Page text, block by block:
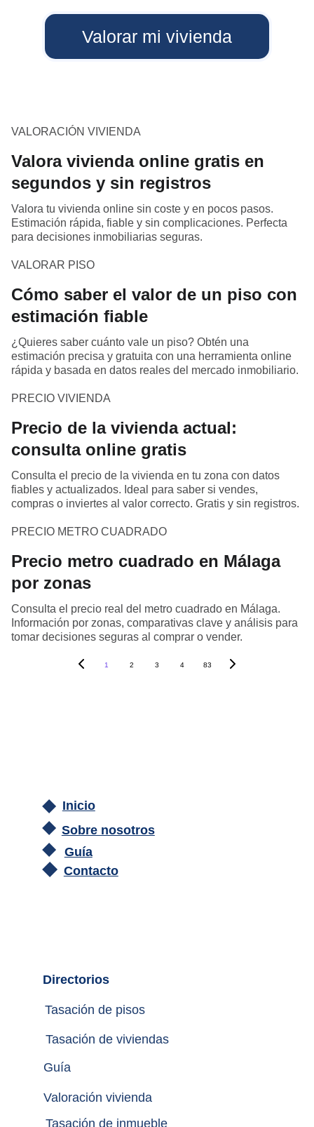
Valorar mi vivienda
VALORACIÓN VIVIENDA
Valora vivienda online gratis en
segundos y sin registros
Valora tu vivienda online sin coste y en pocos pasos.
Estimación rápida, fiable y sin complicaciones. Perfecta
para decisiones inmobiliarias seguras.
VALORAR PISO
Cómo saber el valor de un piso con
estimación fiable
¿Quieres saber cuánto vale un piso? Obtén una
estimación precisa y gratuita con una herramienta online
rápida y basada en datos reales del mercado inmobiliario.
PRECIO VIVIENDA
Precio de la vivienda actual:
consulta online gratis
Consulta el precio de la vivienda en tu zona con datos
fiables y actualizados. Ideal para saber si vendes,
compras o inviertes al valor correcto. Gratis y sin registros.
PRECIO METRO CUADRADO
Precio metro cuadrado en Málaga
por zonas
Consulta el precio real del metro cuadrado en Málaga.
Información por zonas, comparativas clave y análisis para
tomar decisiones seguras al comprar o vender.
1 2 3 4 83
Inicio
Guía
Contacto
Sobre nosotros
Directorios
Tasación de pisos
Tasación de viviendas
Guía
Valoración vivienda
Tasación de inmueble